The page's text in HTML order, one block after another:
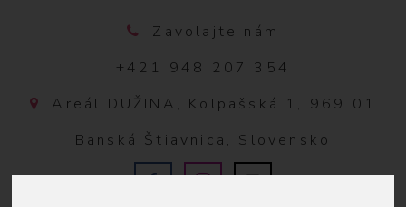
Zavolajte nám
+421 948 207 354
Areál DUŽINA, Kolpašská 1, 969 01
Banská Štiavnica, Slovensko